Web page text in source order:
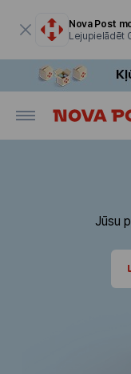
Nova Post
Lejupielādēt
Jūsu